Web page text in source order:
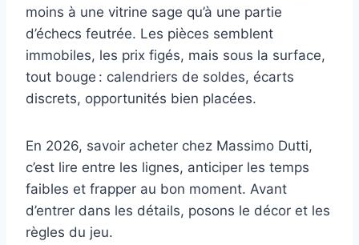
moins à une vitrine sage qu’à une partie
d’échecs feutrée. Les pièces semblent
immobiles, les prix figés, mais sous la surface,
tout bouge : calendriers de soldes, écarts
discrets, opportunités bien placées.
En 2026, savoir acheter chez Massimo Dutti,
c’est lire entre les lignes, anticiper les temps
faibles et frapper au bon moment. Avant
d’entrer dans les détails, posons le décor et les
règles du jeu.